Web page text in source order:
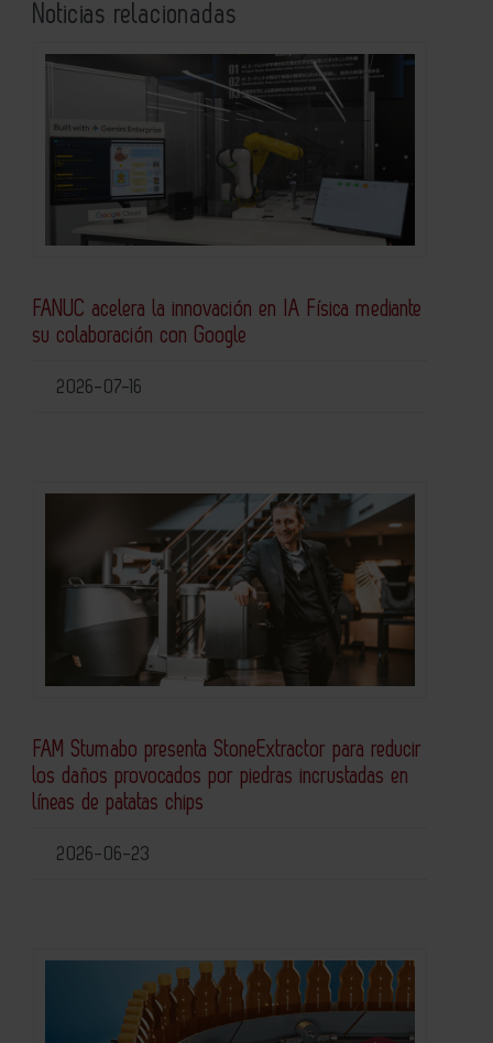
Noticias relacionadas
FANUC acelera la innovación en IA Física mediante
su colaboración con Google
2026-07-16
FAM Stumabo presenta StoneExtractor para reducir
los daños provocados por piedras incrustadas en
líneas de patatas chips
2026-06-23